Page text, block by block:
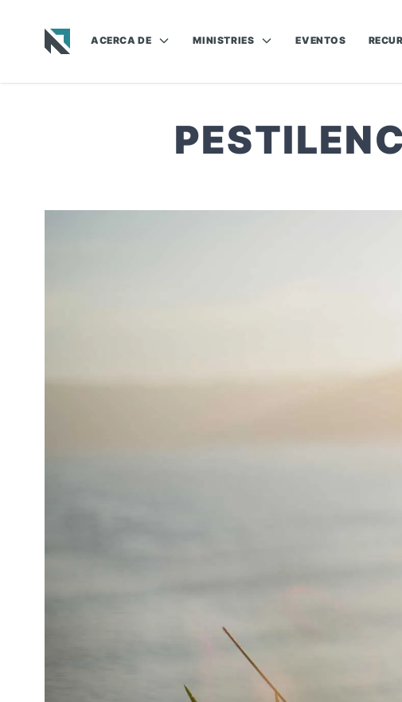
ACERCA DE MINISTRIES EVENTOS